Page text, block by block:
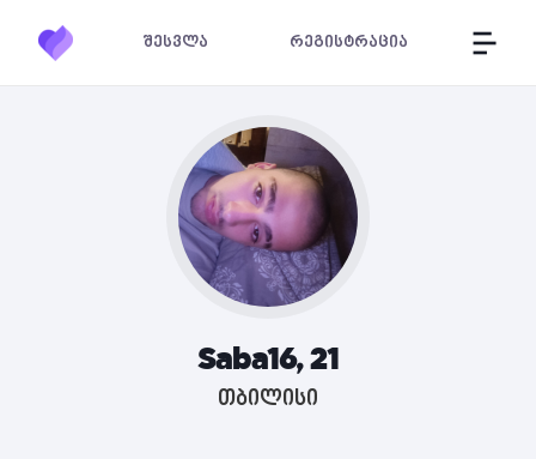
შესვლა რეგისტრაცია
Saba16, 21
თბილისი